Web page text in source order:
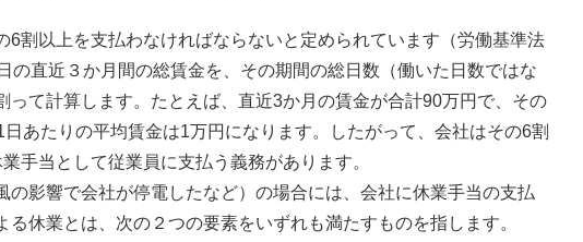
6割以上を支払わなければならないと定められています（労働基準法
の直近３か月間の総賃金を、その期間の総日数（働いた日数ではな
って計算します。たとえば、直近3か月の賃金が合計90万円で、その
あたりの平均賃金は1万円になります。したがって、会社はその6割
手当として従業員に支払う義務があります。
の影響で会社が停電したなど）の場合には、会社に休業手当の支払
休業とは、次の２つの要素をいずれも満たすものを指します。